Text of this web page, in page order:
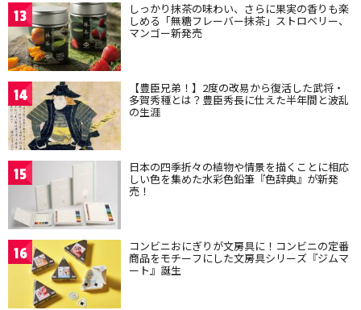
13 しっかり抹茶の味わい、さらに果実の香りも楽
しめる「無糖フレーバー抹茶」ストロベリー、
マンゴー新発売
14 【豊臣兄弟！】2度の改易から復活した武将・
多賀秀種とは？豊臣秀長に仕えた半年間と波乱
の生涯
15 日本の四季折々の植物や情景を描くことに相応
しい色を集めた水彩色鉛筆『色辞典』が新発
売！
16 コンビニおにぎりが文房具に！コンビニの定番
商品をモチーフにした文房具シリーズ『ジムマ
ート』誕生